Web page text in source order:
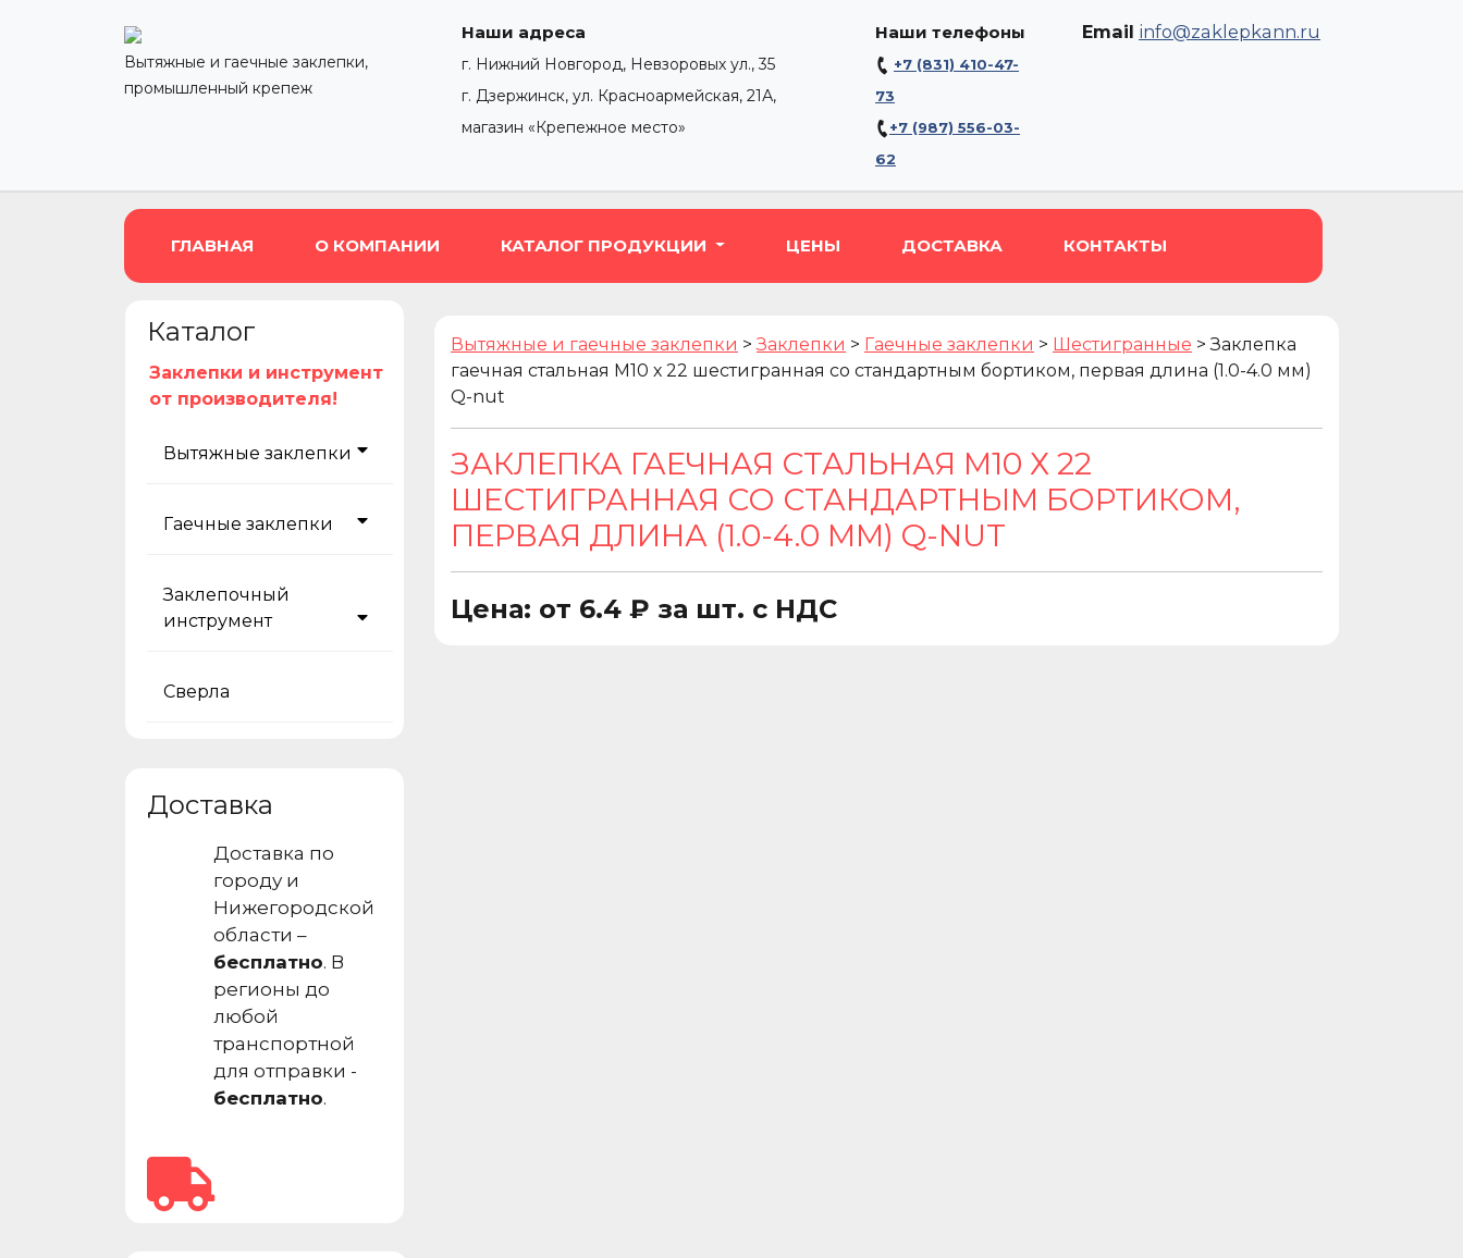
Вытяжные и гаечные заклепки,
промышленный крепеж
Наши адреса
г. Нижний Новгород, Невзоровых ул., 35
г. Дзержинск, ул. Красноармейская, 21А,
магазин «Крепежное место»
Наши телефоны
+7 (831) 410-47-
73
+7 (987) 556-03-
62
Email info@zaklepkann.ru
ГЛАВНАЯ О КОМПАНИИ КАТАЛОГ ПРОДУКЦИИ ЦЕНЫ ДОСТАВКА КОНТАКТЫ
Каталог
Заклепки и инструмент
от производителя!
Вытяжные заклепки
Гаечные заклепки
Заклепочный
инструмент
Сверла
Доставка
Доставка по
городу и
Нижегородской
области –
бесплатно. В
регионы до
любой
транспортной
для отправки -
бесплатно.
Вытяжные и гаечные заклепки >Заклепки > Гаечные заклепки > Шестигранные >Заклепка
гаечная стальная М10 х 22 шестигранная со стандартным бортиком, первая длина (1.0-4.0 мм)
Q-nut
ЗАКЛЕПКА ГАЕЧНАЯ СТАЛЬНАЯ М10 Х 22
ШЕСТИГРАННАЯ СО СТАНДАРТНЫМ БОРТИКОМ,
ПЕРВАЯ ДЛИНА (1.0-4.0 ММ) Q-NUT
Цена: от 6.4 ₽ за шт. с НДС